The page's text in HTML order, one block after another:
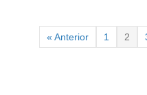
« Anterior 1 2